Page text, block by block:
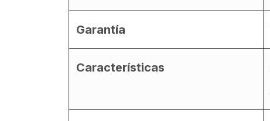
Garantía
Características